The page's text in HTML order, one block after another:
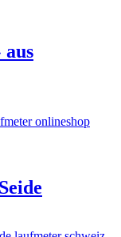
aus